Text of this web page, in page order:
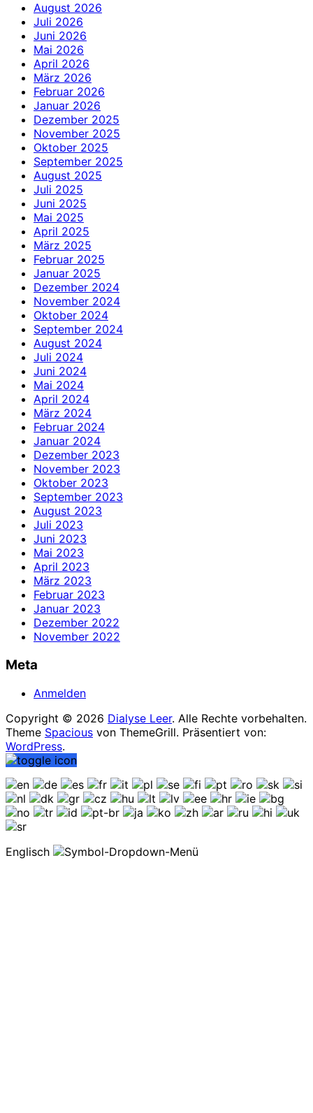
August 2026
Juli 2026
Juni 2026
Mai 2026
April 2026
März 2026
Februar 2026
Januar 2026
Dezember 2025
November 2025
Oktober 2025
September 2025
August 2025
Juli 2025
Juni 2025
Mai 2025
April 2025
März 2025
Februar 2025
Januar 2025
Dezember 2024
November 2024
Oktober 2024
September 2024
August 2024
Juli 2024
Juni 2024
Mai 2024
April 2024
März 2024
Februar 2024
Januar 2024
Dezember 2023
November 2023
Oktober 2023
September 2023
August 2023
Juli 2023
Juni 2023
Mai 2023
April 2023
März 2023
Februar 2023
Januar 2023
Dezember 2022
November 2022
Meta
Anmelden
Copyright © 2026 Dialyse Leer. Alle Rechte vorbehalten.
Theme Spacious von ThemeGrill. Präsentiert von:
WordPress.
Englisch